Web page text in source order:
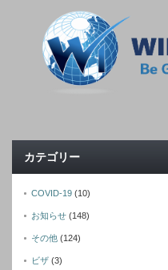
カテゴリー
COVID-19 (10)
お知らせ (148)
その他 (124)
ビザ (3)